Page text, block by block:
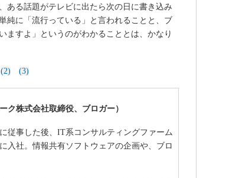
ある話題がテレビに出たら次の日に書き込み
純に「流行っている」と言われることと、ブ
ますよ」というのがわかることとは、かなり
(2) (3)
ク株式会社取締役、ブロガー）
従事した後、IT系コンサルティングファーム
入社。情報共有ソフトウェアの企画や、ブロ